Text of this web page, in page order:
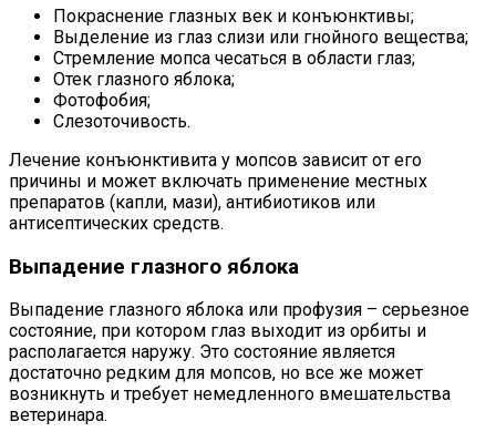
Покраснение глазных век и конъюнктивы;
Выделение из глаз слизи или гнойного вещества;
Стремление мопса чесаться в области глаз;
Отек глазного яблока;
Фотофобия;
Слезоточивость.
Лечение конъюнктивита у мопсов зависит от его
причины и может включать применение местных
препаратов (капли, мази), антибиотиков или
антисептических средств.
Выпадение глазного яблока
Выпадение глазного яблока или профузия – серьезное
состояние, при котором глаз выходит из орбиты и
располагается наружу. Это состояние является
достаточно редким для мопсов, но все же может
возникнуть и требует немедленного вмешательства
ветеринара.